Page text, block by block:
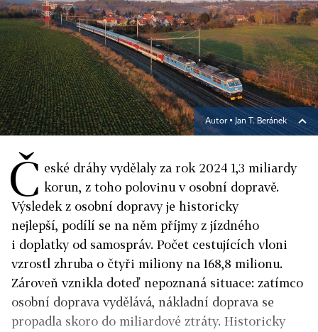
Autor ▪ Jan T. Beránek
Č eské dráhy vydělaly za rok 2024 1,3 miliardy
korun, z toho polovinu v osobní dopravě.
Výsledek z osobní dopravy je historicky
nejlepší, podílí se na něm příjmy z jízdného
i doplatky od samospráv. Počet cestujících vloni
vzrostl zhruba o čtyři miliony na 168,8 milionu.
Zároveň vznikla doteď nepoznaná situace: zatímco
osobní doprava vydělává, nákladní doprava se
propadla skoro do miliardové ztráty. Historicky